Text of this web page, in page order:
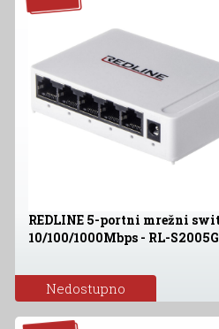
REDLINE 5-portni mrežni
10/100/1000Mbps - RL-S2005G
Nedostupno